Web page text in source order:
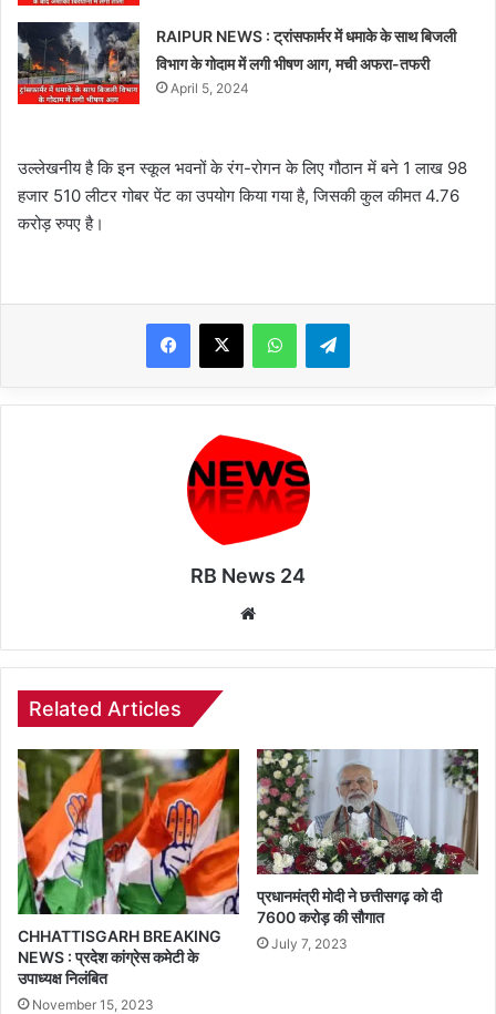
RAIPUR NEWS : ट्रांसफार्मर में धमाके के साथ बिजली
विभाग के गोदाम में लगी भीषण आग, मची अफरा-तफरी
April 5, 2024
उल्लेखनीय है कि इन स्कूल भवनों के रंग-रोगन के लिए गौठान में बने 1 लाख 98
हजार 510 लीटर गोबर पेंट का उपयोग किया गया है, जिसकी कुल कीमत 4.76
करोड़ रुपए है।
WhatsAppTelegram
RB News 24
Related Articles
CHHATTISGARH BREAKING
NEWS : प्रदेश कांग्रेस कमेटी के
उपाध्यक्ष निलंबित
November 15, 2023
प्रधानमंत्री मोदी ने छत्तीसगढ़ को दी
7600 करोड़ की सौगात
July 7, 2023